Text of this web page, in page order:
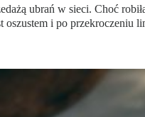
ubrań w sieci. Choć
i po przekroczeniu